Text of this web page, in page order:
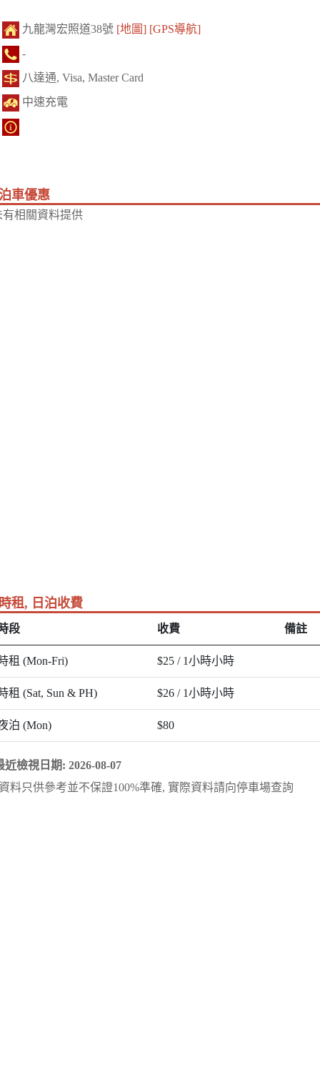
九龍灣宏照道38號 [地圖] [GPS導航]
-
八達通, Visa, Master Card
中速充電
車優惠
有相關資料提供
租, 日泊收費
段 收費 備註
租 (Mon-Fri) $25 / 1小時小時
租 (Sat, Sun & PH) $26 / 1小時小時
泊 (Mon) $80
近檢視日期: 2026-08-07
料只供參考並不保證100%準確, 實際資料請向停車場查詢